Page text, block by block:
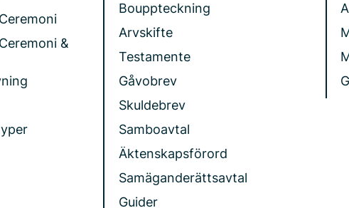
&
Bouppteckning
Arvskifte
Testamente
Gåvobrev
Skuldebrev
Samboavtal
Äktenskapsförord
Samäganderättsavtal
Guider